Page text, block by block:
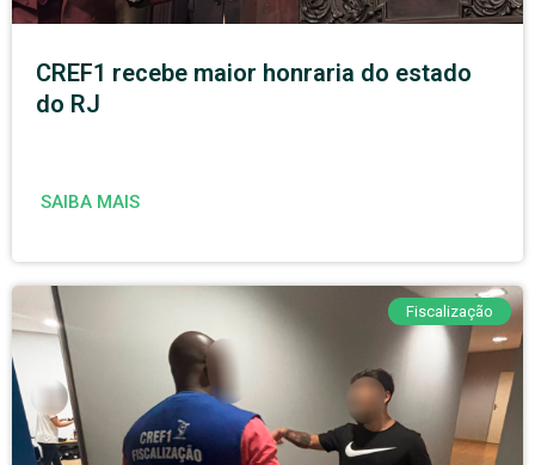
CREF1 recebe maior honraria do estado
do RJ
SAIBA MAIS
Fiscalização